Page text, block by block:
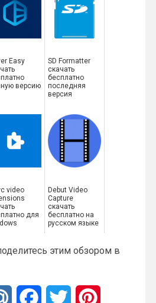
Easy
версию
SD Formatter
скачать
бесплатно
последняя
версия
video
для
Debut Video
Capture
скачать
бесплатно на
русском языке
этим обзором в
M